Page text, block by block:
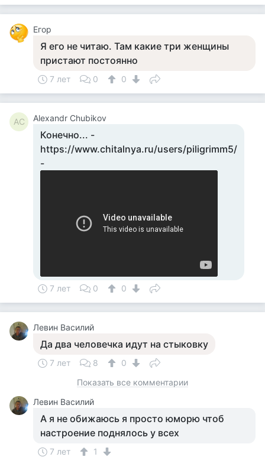
Егор
Я его не читаю. Там какие три женщины
пристают постоянно
7 лет 0 0
AC Alexandr Chubikov
Конечно... -
https://www.chitalnya.ru/users/piligrimm5/
-
7 лет 0 0
Левин Василий
Да два человечка идут на стыковку
7 лет 8
0
Показать все комментарии
Левин Василий
А я не обижаюсь я просто юморю чтоб
настроение поднялось у всех
7 лет 1